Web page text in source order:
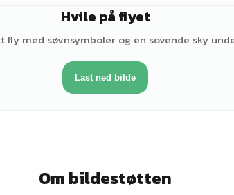
Hvile på flyet
fly med søvnsymboler og en sovende sky
Last ned bilde
Om bildestøtten